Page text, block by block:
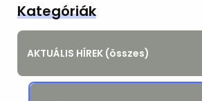
Kategóriák
AKTUÁLIS HÍREK (összes)